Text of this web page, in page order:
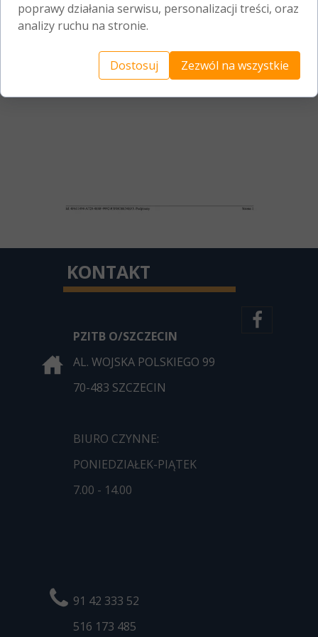
KONTAKT
PZITB O/SZCZECIN
AL. WOJSKA POLSKIEGO 99
70-483 SZCZECIN
BIURO CZYNNE:
PONIEDZIAŁEK-PIĄTEK
7.00 - 14.00
91 42 333 52
516 173 485
poprawy działania serwisu, personalizacji treści, oraz
analizy ruchu na stronie.
Dostosuj Zezwól na wszystkie